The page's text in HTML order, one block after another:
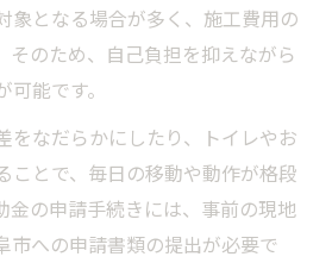
象となる場合が多く、施工費用の
そのため、自己負担を抑えながら
能です。
をなだらかにしたり、トイレやお
ことで、毎日の移動や動作が格段
金の申請手続きには、事前の現地
市への申請書類の提出が必要で